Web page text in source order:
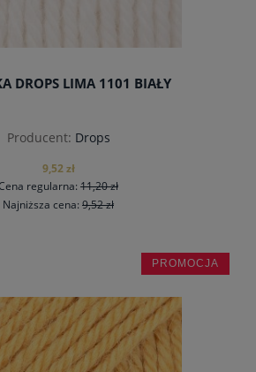
DROPS LIMA 1101 BIAŁY
Producent: Drops
9,52 zł
regularna: 11,20 zł
Najniższa cena: 9,52 zł
do koszyka
PROMOCJA